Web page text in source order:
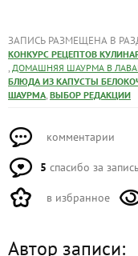
ЗАПИСЬ РАЗМЕЩЕНА В
КОНКУРС РЕЦЕПТОВ
, ДОМАШНЯЯ ШАУРМА В
БЛЮДА ИЗ КАПУСТЫ
ШАУРМА, ВЫБОР РЕДАКЦИИ
комментарии
5 спасибо за запись
в избранное
Автор записи: